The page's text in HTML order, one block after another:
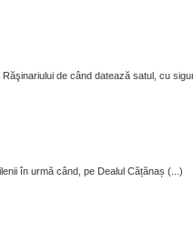
de când datează satul, cu
în urmă când, pe Dealul Cățănaș (...)